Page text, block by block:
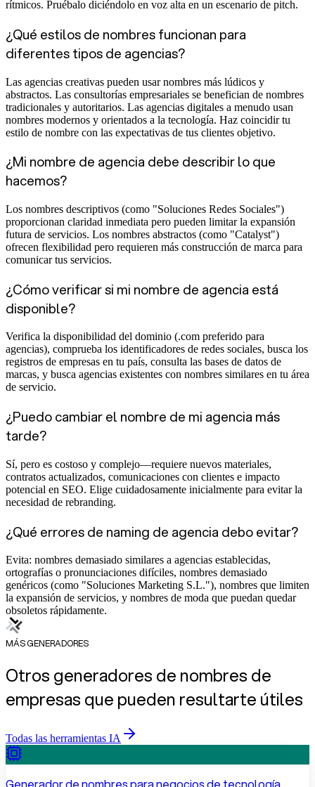
rítmicos. Pruébalo diciéndolo en voz alta en un escenario de pitch.
¿Qué estilos de nombres funcionan para
diferentes tipos de agencias?
Las agencias creativas pueden usar nombres más lúdicos y
abstractos. Las consultorías empresariales se benefician de nombres
tradicionales y autoritarios. Las agencias digitales a menudo usan
nombres modernos y orientados a la tecnología. Haz coincidir tu
estilo de nombre con las expectativas de tus clientes objetivo.
¿Mi nombre de agencia debe describir lo que
hacemos?
Los nombres descriptivos (como "Soluciones Redes Sociales")
proporcionan claridad inmediata pero pueden limitar la expansión
futura de servicios. Los nombres abstractos (como "Catalyst")
ofrecen flexibilidad pero requieren más construcción de marca para
comunicar tus servicios.
¿Cómo verificar si mi nombre de agencia está
disponible?
Verifica la disponibilidad del dominio (.com preferido para
agencias), comprueba los identificadores de redes sociales, busca los
registros de empresas en tu país, consulta las bases de datos de
marcas, y busca agencias existentes con nombres similares en tu área
de servicio.
¿Puedo cambiar el nombre de mi agencia más
tarde?
Sí, pero es costoso y complejo—requiere nuevos materiales,
contratos actualizados, comunicaciones con clientes e impacto
potencial en SEO. Elige cuidadosamente inicialmente para evitar la
necesidad de rebranding.
¿Qué errores de naming de agencia debo evitar?
Evita: nombres demasiado similares a agencias establecidas,
ortografías o pronunciaciones difíciles, nombres demasiado
genéricos (como "Soluciones Marketing S.L."), nombres que limiten
la expansión de servicios, y nombres de moda que puedan quedar
obsoletos rápidamente.
MÁS GENERADORES
Otros generadores de nombres de
empresas que pueden resultarte útiles
Todas las herramientas IA